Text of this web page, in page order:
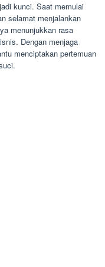
kunci. Saat memulai
selamat menjalankan
menunjukkan rasa
Dengan menjaga
menciptakan pertemuan